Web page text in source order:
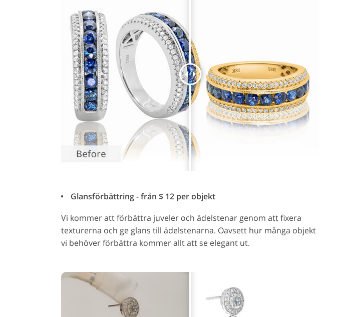
Glansförbättring - från $ 12 per objekt
Vi kommer att förbättra juveler och ädelstenar genom att fixera
texturerna och ge glans till ädelstenarna. Oavsett hur många objekt
vi behöver förbättra kommer allt att se elegant ut.